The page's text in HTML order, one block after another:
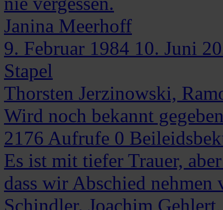
Janina Meerhoff
9. Februar 1984 10. Juni
Stapel
Thorsten Jerzinowski,
Wird noch bekannt
2176 Aufrufe 0
Es ist mit tiefer Trauer,
dass wir Abschied
Schindler. Joachim